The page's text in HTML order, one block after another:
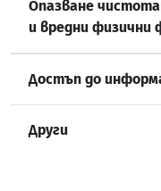
Опазване
и вредни физични
Достъп до
Други